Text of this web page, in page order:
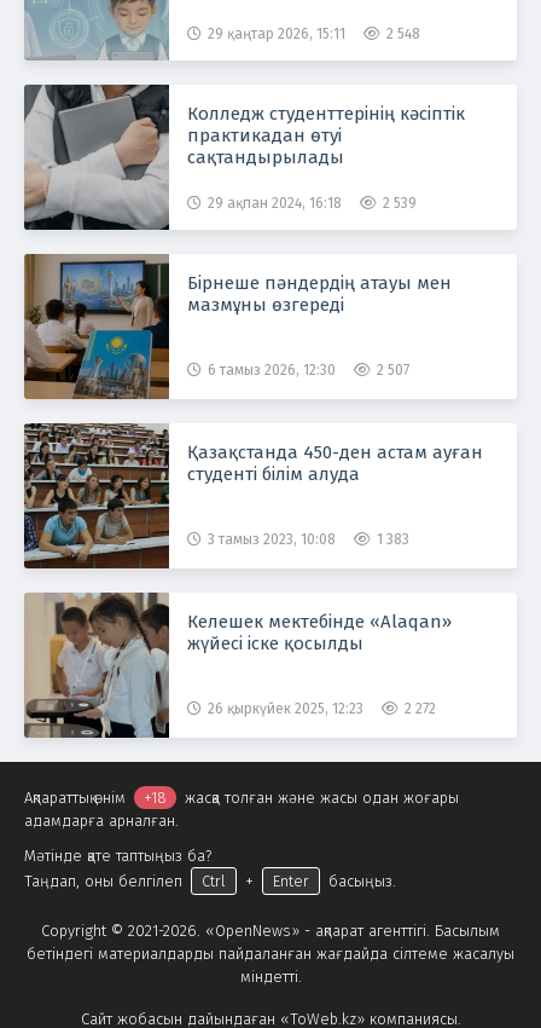
29 қаңтар 2026, 15:11 2 548
Колледж студенттерінің кәсіптік
практикадан өтуі
сақтандырылады
29 ақпан 2024, 16:18 2 539
Бірнеше пәндердің атауы мен
мазмұны өзгереді
6 тамыз 2026, 12:30 2 507
Қазақстанда 450-ден астам ауған
студенті білім алуда
3 тамыз 2023, 10:08 1 383
Келешек мектебінде «Alaqan»
жүйесі іске қосылды
26 қыркүйек 2025, 12:23 2 272
Copyright © 2021-2026. «OpenNews» - ақпарат агенттігі. Басылым
бетіндегі материалдарды пайдаланған жағдайда сілтеме жасалуы
міндетті.
Сайт жобасын дайындаған «ToWeb.kz» компаниясы.
Ақпараттық өнім +18
жасқа толған және жасы одан жоғары
адамдарға арналған.
Мәтінде қате таптыңыз ба?
Таңдап, оны белгілеп
Ctrl + Enter басыңыз.